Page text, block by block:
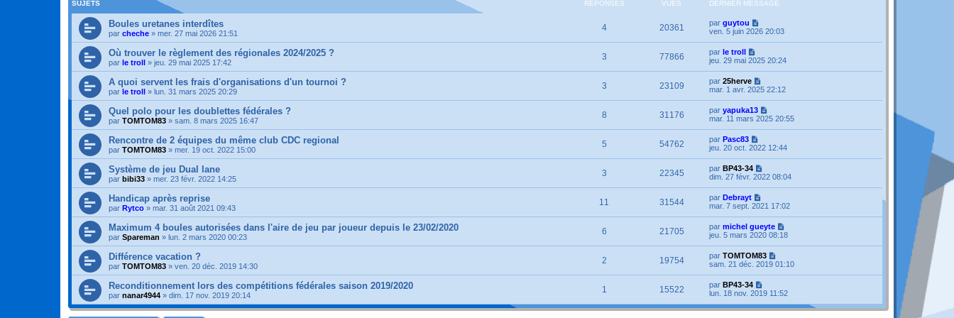
SUJETS RÉPONSES VUES DERNIER MESSAGE
Boules uretanes interdîtes
par cheche » mer. 27 mai 2026 21:51
4 20361 par guytou
ven. 5 juin 2026 20:03
Où trouver le règlement des régionales 2024/2025 ?
par le troll » jeu. 29 mai 2025 17:42
3 77866 par le troll
jeu. 29 mai 2025 20:24
A quoi servent les frais d'organisations d'un tournoi ?
par le troll » lun. 31 mars 2025 20:29
3 23109 par 25herve
mar. 1 avr. 2025 22:12
Quel polo pour les doublettes fédérales ?
par TOMTOM83 » sam. 8 mars 2025 16:47
8 31176 par yapuka13
mar. 11 mars 2025 20:55
Rencontre de 2 équipes du même club CDC regional
par TOMTOM83 » mer. 19 oct. 2022 15:00
5 54762 par Pasc83
jeu. 20 oct. 2022 12:44
Système de jeu Dual lane
par bibi33 » mer. 23 févr. 2022 14:25
3 22345 par BP43-34
dim. 27 févr. 2022 08:04
Handicap après reprise
par Rytco » mar. 31 août 2021 09:43
11 31544 par Debrayt
mar. 7 sept. 2021 17:02
Maximum 4 boules autorisées dans l'aire de jeu par joueur depuis le 23/02/2020
par Spareman » lun. 2 mars 2020 00:23
6 21705 par michel gueyte
jeu. 5 mars 2020 08:18
Différence vacation ?
par TOMTOM83 » ven. 20 déc. 2019 14:30
2 19754 par TOMTOM83
sam. 21 déc. 2019 01:10
Reconditionnement lors des compétitions fédérales saison 2019/2020
par nanar4944 » dim. 17 nov. 2019 20:14
1 15522 par BP43-34
lun. 18 nov. 2019 11:52